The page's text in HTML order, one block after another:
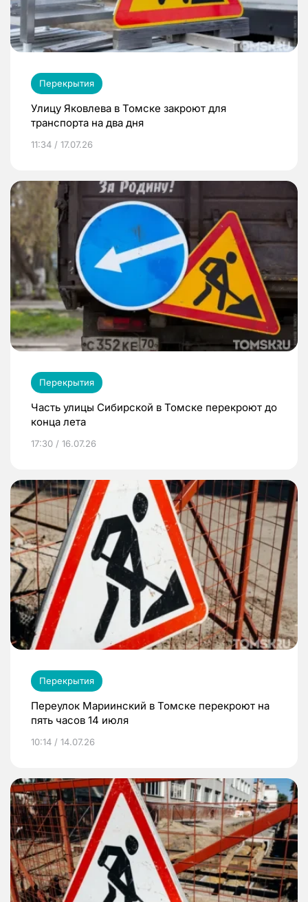
Перекрытия
Улицу Яковлева в Томске закроют для
транспорта на два дня
11:34 / 17.07.26
Перекрытия
Часть улицы Сибирской в Томске перекроют до
конца лета
17:30 / 16.07.26
Перекрытия
Переулок Мариинский в Томске перекроют на
пять часов 14 июля
10:14 / 14.07.26